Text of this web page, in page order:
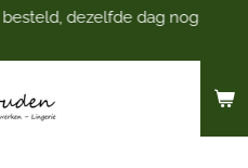
dezelfde dag nog